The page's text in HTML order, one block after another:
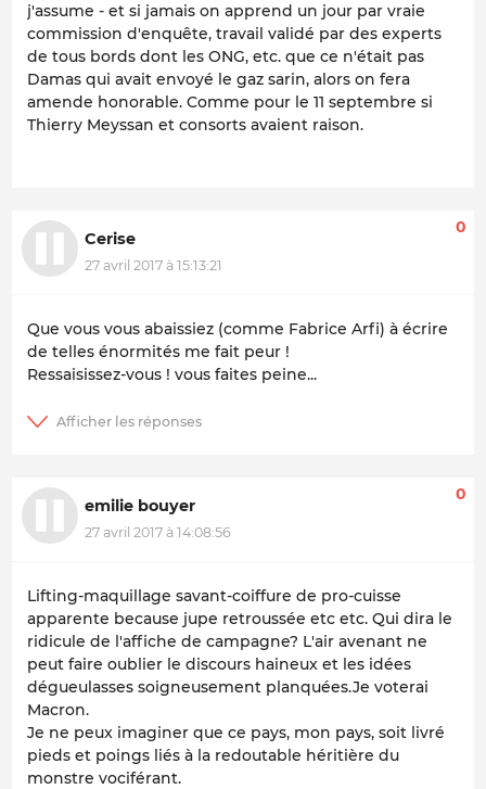
j'assume - et si jamais on apprend un jour par vraie
commission d'enquête, travail validé par des experts
de tous bords dont les ONG, etc. que ce n'était pas
Damas qui avait envoyé le gaz sarin, alors on fera
amende honorable. Comme pour le 11 septembre si
Thierry Meyssan et consorts avaient raison.
Cerise
27 avril 2017 à 15:13:21
0
Que vous vous abaissiez (comme Fabrice Arfi) à écrire
de telles énormités me fait peur !
Ressaisissez-vous ! vous faites peine...
emilie bouyer
27 avril 2017 à 14:08:56
0
Lifting-maquillage savant-coiffure de pro-cuisse
apparente because jupe retroussée etc etc. Qui dira le
ridicule de l'affiche de campagne? L'air avenant ne
peut faire oublier le discours haineux et les idées
dégueulasses soigneusement planquées.Je voterai
Macron.
Je ne peux imaginer que ce pays, mon pays, soit livré
pieds et poings liés à la redoutable héritière du
monstre vociférant.